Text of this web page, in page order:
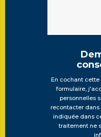
En cochant
formulaire,
personnelles
recontacter
indiquée dans
traitement ne